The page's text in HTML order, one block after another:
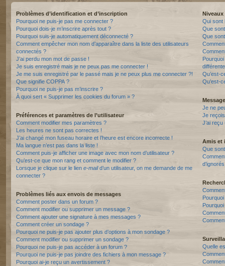
Problèmes d’identification et d’inscription
Pourquoi ne puis-je pas me connecter ?
Pourquoi dois-je m’inscrire après tout ?
Pourquoi suis-je automatiquement déconnecté ?
Comment empêcher mon nom d’apparaître dans la liste des utilisateurs
connectés ?
J’ai perdu mon mot de passe !
Je suis enregistré mais je ne peux pas me connecter !
Je me suis enregistré par le passé mais je ne peux plus me connecter ?!
Que signifie COPPA ?
Pourquoi ne puis-je pas m’inscrire ?
À quoi sert « Supprimer les cookies du forum » ?
Préférences et paramètres de l’utilisateur
Comment modifier mes paramètres ?
Les heures ne sont pas correctes !
J’ai changé mon fuseau horaire et l’heure est encore incorrecte !
Ma langue n’est pas dans la liste !
Comment puis-je afficher une image avec mon nom d’utilisateur ?
Qu’est-ce que mon rang et comment le modifier ?
Lorsque je clique sur le lien e-maild’un utilisateur, on me demande de me
connecter ?
Problèmes liés aux envois de messages
Comment poster dans un forum ?
Comment modifier ou supprimer un message ?
Comment ajouter une signature à mes messages ?
Comment créer un sondage ?
Pourquoi ne puis-je pas ajouter plus d’options à mon sondage ?
Comment modifier ou supprimer un sondage ?
Pourquoi ne puis-je pas accéder à un forum ?
Pourquoi ne puis-je pas joindre des fichiers à mon message ?
Pourquoi ai-je reçu un avertissement ?
Niveaux
Qui sont
Que
Que
Qu’est-
Qu’est-
Je ne
Je
J’ai
Amis et
Que
Quelle